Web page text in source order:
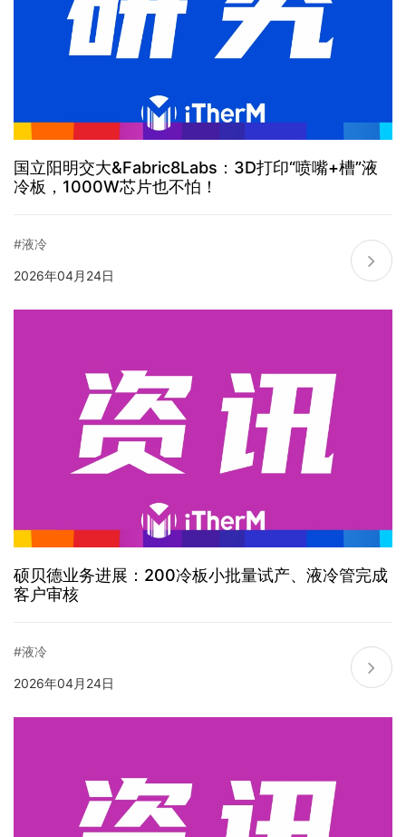
国立阳明交大&Fabric8Labs：3D打印“喷嘴+槽”液
冷板，1000W芯片也不怕！
#液冷
2026年04月24日
硕贝德业务进展：200冷板小批量试产、液冷管完成
客户审核
#液冷
2026年04月24日